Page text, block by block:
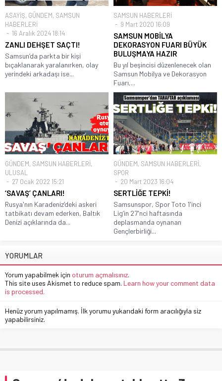
ASAYİŞ, GÜNDEM, SAMSUN
HABERLERİ
16 Aralık 2024 18:14
ZANLI DEHŞET SAÇTI!
Samsun’da parkta bir kişi
bıçaklanarak yaralanırken, olay
yerindeki arkadaşı ise...
SAMSUN HABERLERİ
9 Mart 2020 16:09
SAMSUN MOBİLYA
DEKORASYON FUARI BÜYÜK
BULUŞMAYA HAZIR
Bu yıl beşincisi düzenlenecek olan
Samsun Mobilya ve Dekorasyon
Fuarı,...
GÜNDEM, SAMSUN HABERLERİ,
ULUSAL
27 Ocak 2022 15:21
‘SAVAŞ’ ÇANLARI!
Rusya'nın Karadeniz’deki askeri
tatbikatı devam ederken, Baltık
Denizi açıklarında da...
GÜNDEM, SAMSUN HABERLERİ,
SPOR
20 Mart 2023 16:04
SERTLİĞE TEPKİ!
Samsunspor, Spor Toto 1'inci
Lig’in 27'nci haftasında
deplasmanda oynanan
Gençlerbirliği...
YORUMLAR
Yorum yapabilmek için oturum açmalısınız.
This site uses Akismet to reduce spam. Learn how your comment data
is processed.
Henüz yorum yapılmamış. İlk yorumu yukarıdaki form aracılığıyla siz
yapabilirsiniz.